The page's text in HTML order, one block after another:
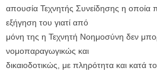
απουσία Τεχνητής Συνείδησης η οποία
εξήγηση του γιατί από
μόνη της η Τεχνητή Νοημοσύνη δεν
νομοπαραγωγικώς και
δικαιοδοτικώς, με πληρότητα και κατά